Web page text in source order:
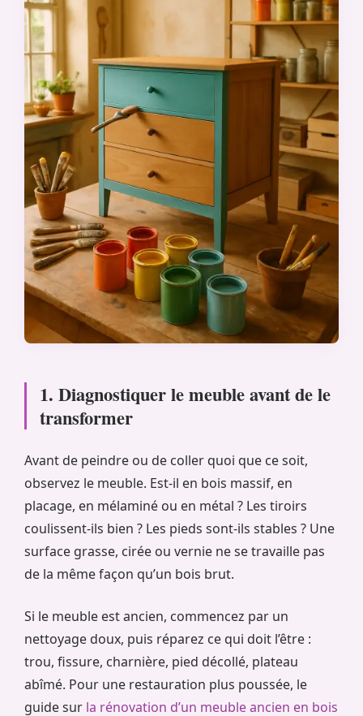
1. Diagnostiquer le meuble avant de le
transformer
Avant de peindre ou de coller quoi que ce soit,
observez le meuble. Est-il en bois massif, en
placage, en mélaminé ou en métal ? Les tiroirs
coulissent-ils bien ? Les pieds sont-ils stables ? Une
surface grasse, cirée ou vernie ne se travaille pas
de la même façon qu’un bois brut.
Si le meuble est ancien, commencez par un
nettoyage doux, puis réparez ce qui doit l’être :
trou, fissure, charnière, pied décollé, plateau
abîmé. Pour une restauration plus poussée, le
guide sur la rénovation d’un meuble ancien en bois